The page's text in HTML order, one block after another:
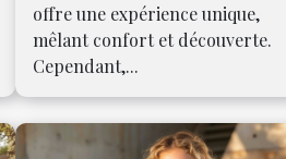
offre une expérience unique,
mêlant confort et découverte.
Cependant,...